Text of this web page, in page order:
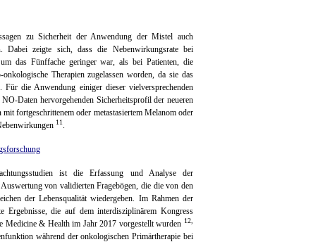
zu Sicherheit der Anwendung der Mistel auch
Dabei zeigte sich, dass die Nebenwirkungsrate bei
das Fünffache geringer war, als bei Patienten, die
Therapien zugelassen worden, da sie das
Für die Anwendung einiger dieser vielversprechenden
Daten hervorgehenden Sicherheitsprofil der neueren
fortgeschrittenem oder metastasiertem Melanom oder
11.
ist die Erfassung und Analyse der
von validierten Fragebögen, die die von den
der Lebensqualität wiedergeben. Im Rahmen der
Ergebnisse, die auf dem interdisziplinärem Kongress
Medicine & Health im Jahr 2017 vorgestellt wurden 12,
während der onkologischen Primärtherapie bei